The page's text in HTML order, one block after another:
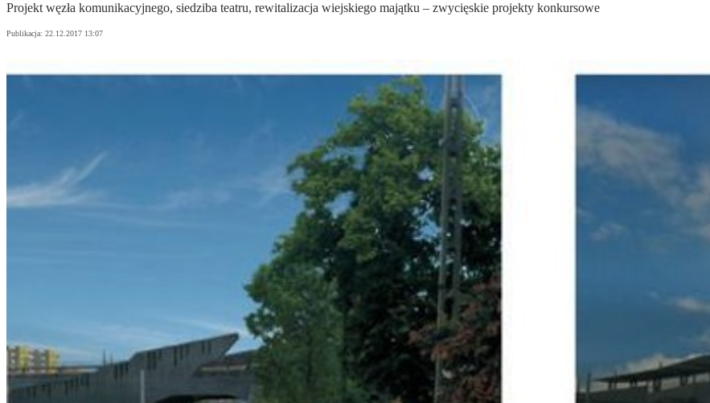
Projekt węzła komunikacyjnego, siedziba teatru, rewitalizacja wiejskiego majątku – zwycięskie projekty konkursowe
Publikacja: 22.12.2017 13:07